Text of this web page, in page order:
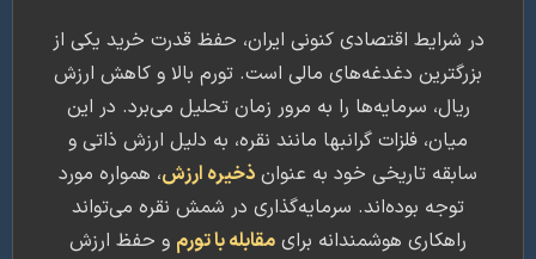
شرایط اقتصادی کنونی ایران، حفظ قدرت خرید یکی از
دغدغه‌های مالی است. تورم بالا و کاهش ارزش
ریال، سرمایه‌ها را به مرور زمان تحلیل می‌برد. در این
میان، فلزات گرانبها مانند نقره، به دلیل ارزش ذاتی و
تاریخی خود به عنوانذخیره ارزش، همواره مورد
توجه بوده‌اند. سرمایه‌گذاری در شمش نقره می‌تواند
راهکاری هوشمندانه برایمقابله با تورمو حفظ ارزش